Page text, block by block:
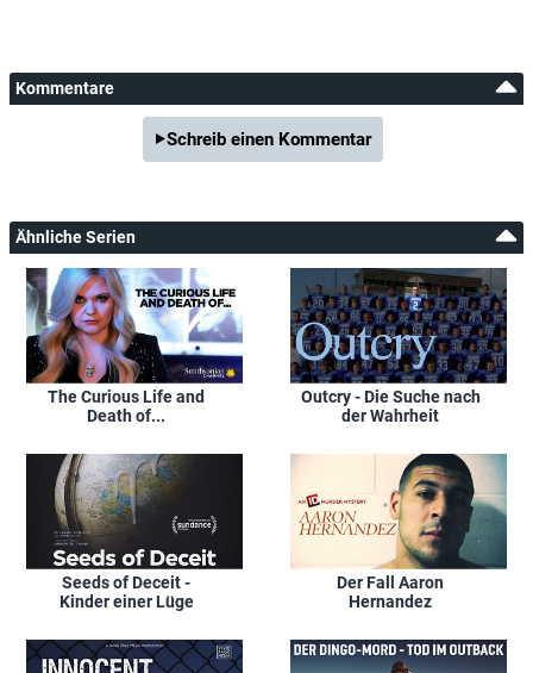
Kommentare
Schreib einen Kommentar
Ähnliche Serien
The Curious Life and
Death of...
Outcry - Die Suche nach
der Wahrheit
Seeds of Deceit -
Kinder einer Lüge
Der Fall Aaron
Hernandez